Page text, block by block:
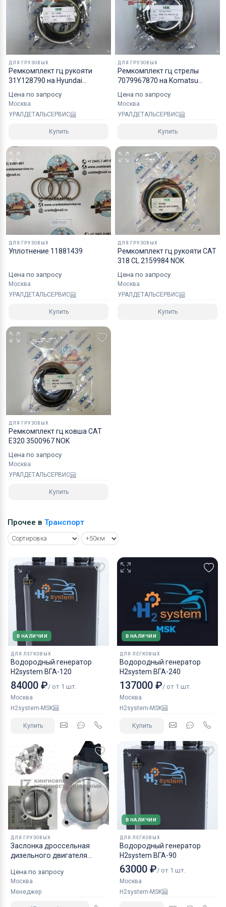
надежным уровнем защиты.
Специалисты компании готовы взять на себя все
мероприятия по оформлению документов и
перевозке вашего заказа в любой регион РФ, в
страны СНГ, Азии и ЕС.
ДЛЯ ГРУЗОВЫХ
Ремкомплект гц рукояти
31Y128790 на Hyundai
Цена по запросу
Москва
УРАЛДЕТАЛЬСЕРВИС
Купить
ДЛЯ ГРУЗОВЫХ
Рeмкoмплeкт гц стрелы
7079967870 на Komatsu
Цена по запросу
Москва
УРАЛДЕТАЛЬСЕРВИС
Купить
ДЛЯ ГРУЗОВЫХ
Уплотнение 11881439
Цена по запросу
Москва
УРАЛДЕТАЛЬСЕРВИС
Купить
ДЛЯ ГРУЗОВЫХ
Ремкомплект гц рукояти CAT
318 CL 2159984 NOK
Цена по запросу
Москва
УРАЛДЕТАЛЬСЕРВИС
Купить
ДЛЯ ГРУЗОВЫХ
Ремкомплект гц ковша CAT
E320 3500967 NOK
Цена по запросу
Москва
УРАЛДЕТАЛЬСЕРВИС
Купить
Прочее в Транспорт
В НАЛИЧИИ
ДЛЯ ЛЕГКОВЫХ
Водородный генератор
H2system ВГА-120
84000 ₽/ от 1 шт.
Москва
H2system-MSK
Купить
В НАЛИЧИИ
ДЛЯ ЛЕГКОВЫХ
Водородный генератор
H2system ВГА-240
137000 ₽/ от 1 шт.
Москва
H2system-MSK
Купить
ДЛЯ ГРУЗОВЫХ
Заслонка дроссельная
дизельного двигателя
Цена по запросу
Москва
Менеджер
В НАЛИЧИИ
ДЛЯ ЛЕГКОВЫХ
Водородный генератор
H2system ВГА-90
63000 ₽/ от 1 шт.
Москва
H2system-MSK